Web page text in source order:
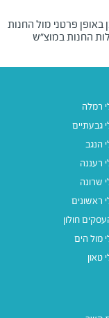
פרטני מול החנות
החנות במוצ"ש
רמלה
גבעתיים
הנגב
רעננה
שרונה
ראשונים
חולון
מול הים
טאון